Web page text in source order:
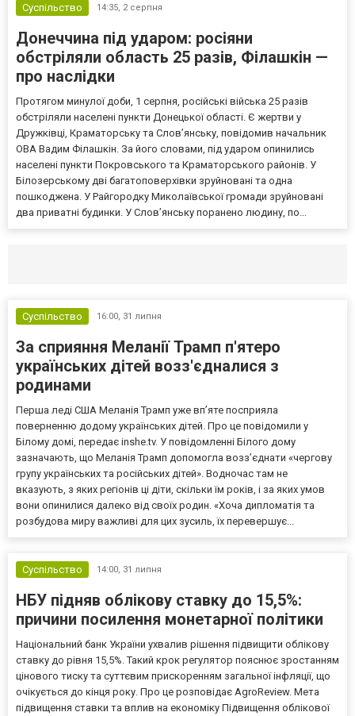
Суспільство 14:35, 2 серпня
Донеччина під ударом: росіяни
обстріляли область 25 разів, Філашкін —
про наслідки
Протягом минулої доби, 1 серпня, російські війська 25 разів
обстріляли населені пункти Донецької області. Є жертви у
Дружківці, Краматорську та Слов’янську, повідомив начальник
ОВА Вадим Філашкін. За його словами, під ударом опинились
населені пункти Покровського та Краматорського районів. У
Білозерському дві багатоповерхівки зруйновані та одна
пошкоджена. У Райгородку Миколаївської громади зруйновані
два приватні будинки. У Слов’янську поранено людину, по...
Суспільство 16:00, 31 липня
За сприяння Меланії Трамп п'ятеро
українських дітей возз'єдналися з
родинами
Перша леді США Меланія Трамп уже впʼяте посприяла
поверненню додому українських дітей. Про це повідомили у
Білому домі, передає inshe.tv. У повідомленні Білого дому
зазначають, що Меланія Трамп допомогла возз’єднати «чергову
групу українських та російських дітей». Водночас там не
вказують, з яких регіонів ці діти, скільки їм років, і за яких умов
вони опинилися далеко від своїх родин. «Хоча дипломатія та
розбудова миру важливі для цих зусиль, їх перевершує...
Суспільство 14:00, 31 липня
НБУ підняв облікову ставку до 15,5%:
причини посилення монетарної політики
Національний банк України ухвалив рішення підвищити облікову
ставку до рівня 15,5%. Такий крок регулятор пояснює зростанням
цінового тиску та суттєвим прискоренням загальної інфляції, що
очікується до кінця року. Про це розповідає AgroReview. Мета
підвищення ставки та вплив на економіку Підвищення облікової